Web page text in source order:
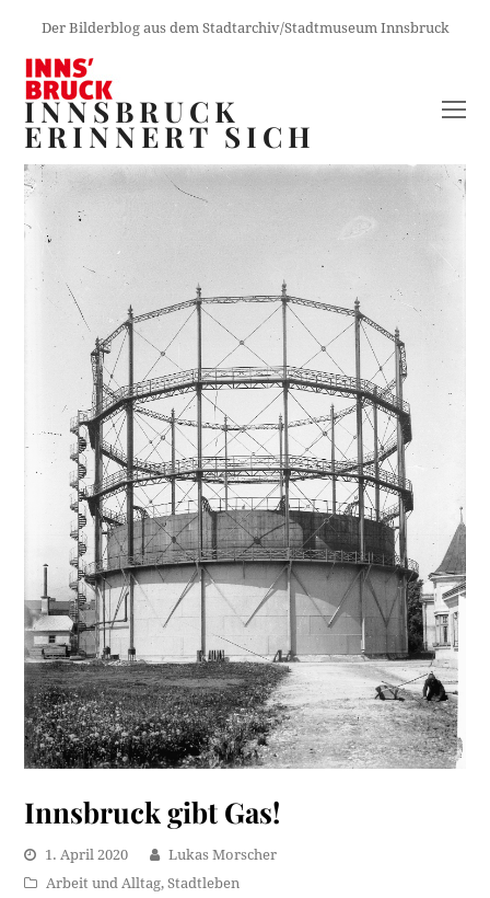
Der Bilderblog aus dem Stadtarchiv/Stadtmuseum Innsbruck
INNSBRUCK
ERINNERT SICH
Innsbruck gibt Gas!
1. April 2020
Lukas Morscher
Arbeit und Alltag,Stadtleben